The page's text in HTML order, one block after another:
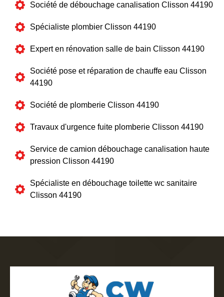
Société de débouchage canalisation Clisson 44190
Spécialiste plombier Clisson 44190
Expert en rénovation salle de bain Clisson 44190
Société pose et réparation de chauffe eau Clisson
44190
Société de plomberie Clisson 44190
Travaux d'urgence fuite plomberie Clisson 44190
Service de camion débouchage canalisation haute
pression Clisson 44190
Spécialiste en débouchage toilette wc sanitaire
Clisson 44190